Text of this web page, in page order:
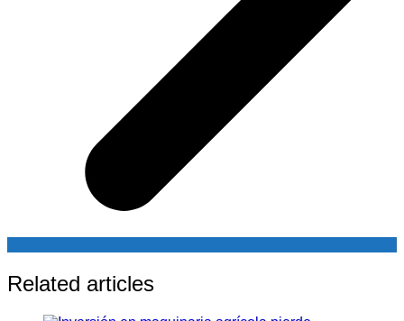
Related articles